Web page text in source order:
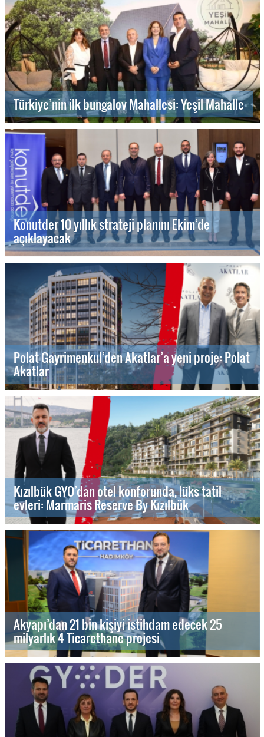
Türkiye’nin ilk bungalov Mahallesi: Yeşil Mahalle
Konutder 10 yıllık strateji planını Ekim’de
açıklayacak
Polat Gayrimenkul’den Akatlar’a yeni proje: Polat
Akatlar
Kızılbük GYO’dan otel konforunda, lüks tatil
evleri: Marmaris Reserve By Kızılbük
Akyapı’dan 21 bin kişiyi istihdam edecek 25
milyarlık 4 Ticarethane projesi